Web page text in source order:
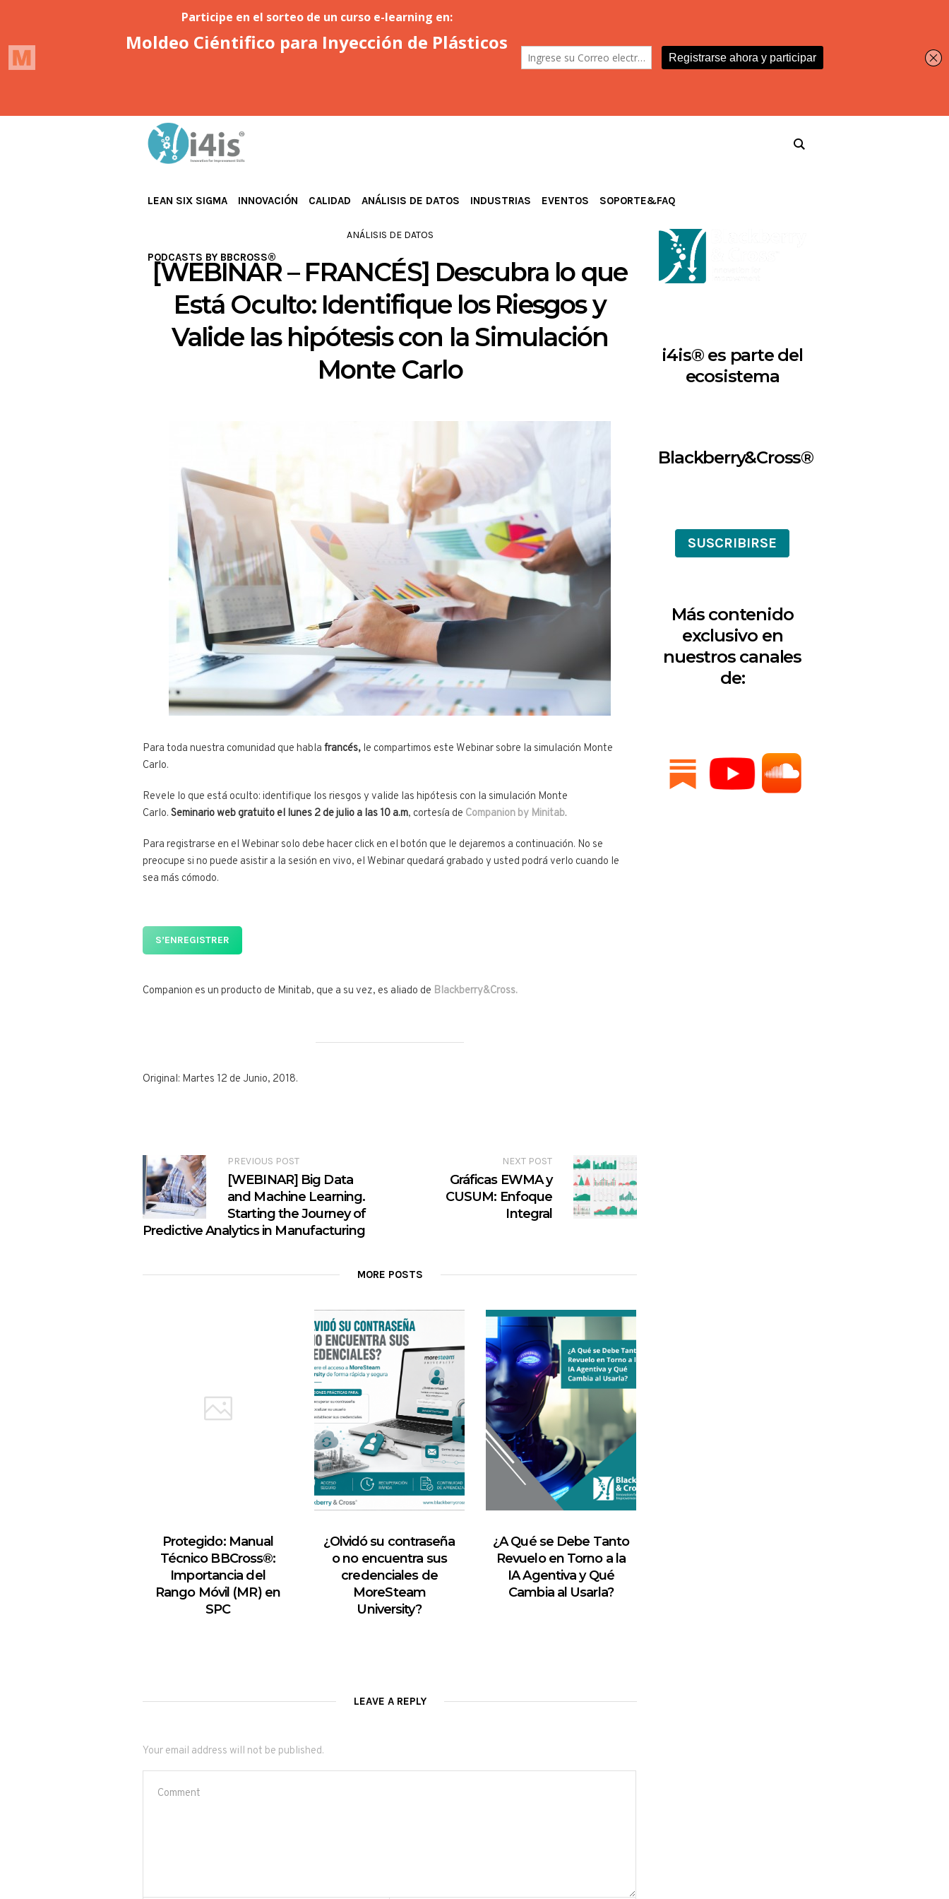
LEAN SIX SIGMA INNOVACIÓN CALIDAD ANÁLISIS DE DATOS INDUSTRIAS EVENTOS SOPORTE&FAQ
PODCASTS BY BBCROSS®
ANÁLISIS DE DATOS
[WEBINAR – FRANCÉS] Descubra lo que
Está Oculto: Identifique los Riesgos y
Valide las hipótesis con la Simulación
Monte Carlo
Para toda nuestra comunidad que habla francés, le compartimos este Webinar sobre la simulación Monte
Carlo.
Revele lo que está oculto: identifique los riesgos y valide las hipótesis con la simulación Monte
Carlo. Seminario web gratuito el lunes 2 de julio a las 10 a.m, cortesía de Companion by Minitab.
Para registrarse en el Webinar solo debe hacer click en el botón que le dejaremos a continuación. No se
preocupe si no puede asistir a la sesión en vivo, el Webinar quedará grabado y usted podrá verlo cuando le
sea más cómodo.
S’ENREGISTRER
Companion es un producto de Minitab, que a su vez, es aliado de Blackberry&Cross.
Original: Martes 12 de Junio, 2018.
PREVIOUS POST
[WEBINAR] Big Data
and Machine Learning.
Starting the Journey of
Predictive Analytics in Manufacturing
NEXT POST
Gráficas EWMA y
CUSUM: Enfoque
Integral
MORE POSTS
Protegido: Manual
Técnico BBCross®:
Importancia del
Rango Móvil (MR) en
SPC
¿Olvidó su contraseña
o no encuentra sus
credenciales de
MoreSteam
University?
¿A Qué se Debe Tanto
Revuelo en Torno a la
IA Agentiva y Qué
Cambia al Usarla?
LEAVE A REPLY
Your email address will not be published.
i4is® es parte del
ecosistema
Blackberry&Cross®
SUSCRIBIRSE
Más contenido
exclusivo en
nuestros canales
de: